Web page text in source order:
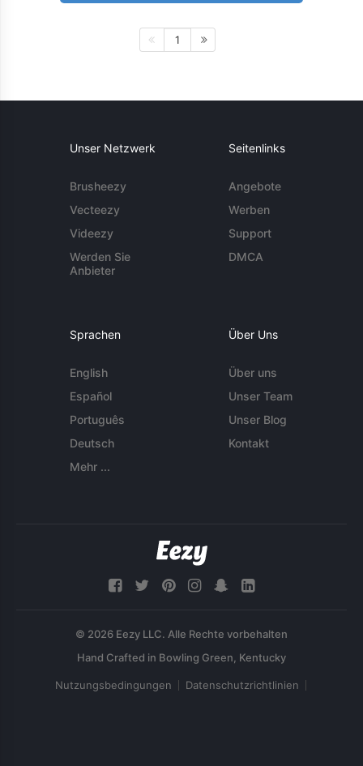
1
Unser Netzwerk
Brusheezy
Vecteezy
Videezy
Werden Sie
Anbieter
Seitenlinks
Angebote
Werben
Support
DMCA
Sprachen
English
Español
Português
Deutsch
Mehr ...
Über Uns
Über uns
Unser Team
Unser Blog
Kontakt
© 2026 Eezy LLC. Alle Rechte vorbehalten
Nutzungsbedingungen Datenschutzrichtlinien